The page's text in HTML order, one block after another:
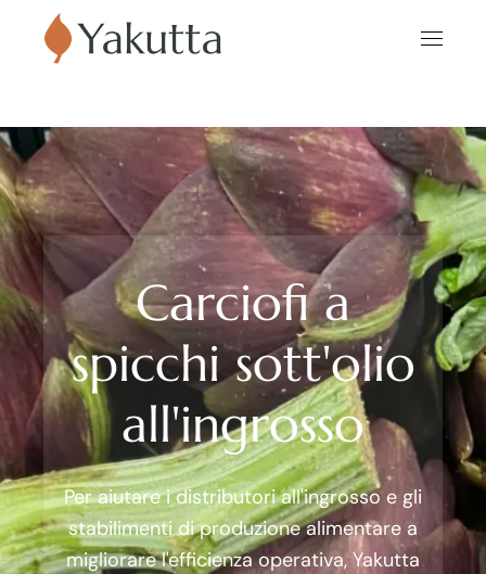
Carciofi a
spicchi sott'olio
all'ingrosso
Per aiutare i distributori all'ingrosso e gli
stabilimenti di produzione alimentare a
migliorare l'efficienza operativa, Yakutta